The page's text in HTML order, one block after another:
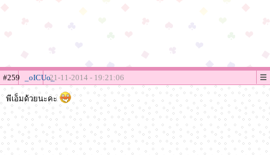
#259 _oICUo_21-11-2014 - 19:21:06
พีเอ็มด้วยนะคะ